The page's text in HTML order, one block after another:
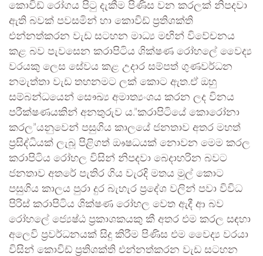
කොවිඩ් රෝගය පිටු දැකීම පිණිස වන කරලක් නිපදවා
ඇති බවක් පවසමින් හා කොවිඩ් ප්‍රතිශක්ති
එන්නත්කරන වැඩ සටහන මාධ්‍ය මඟින් විවේචනය
කළ බව පැවසෙන කරාපිටිය ශික්ෂණ රෝහලේ වෛද්‍ය
වරයකු ලෙස සේවය කළ උදාර සම්පත් ගුණවර්ධන
නමැත්තා වැඩ තහනමට ලක් කොට ඇත.ඒ ඔහු
සම්බන්ධයෙන් සෞඛ්‍ය අමාත්‍යංශය කරන ලද විනය
පරීක්ෂණයකින් අනතුරුව ය.”කරාපිටියේ කොරෝනා
කරල”යනුවෙන් පසුගිය කාලයේ ජනතාව අතර මහත්
ප්‍රසිද්ධියක් ලැබූ පිළිගත් ඖෂධයක් නොවන මෙම කරල
කරාපිටිය රෝහල විසින් නිපදවා බෙදාහරින බවට
ජනතාව අතරේ පැතිර ගිය වැරදි මතය මුල් කොට
පසුගිය කාලය පුරා දුර බැහැර ප්‍රදේශ වලින් පවා විවිධ
පිරිස් කරාපිටිය ශික්ෂණ රෝහල වෙත ඇදී ආ බව
රෝහලේ ජ්‍යෙෂ්ඨ ප්‍රකාශකයකු කී අතර එම කරල සඳහා
අලෙවි ප්‍රවර්ධනයක් සිදු කිරීම පිණිස එම වෛද්‍ය වරයා
විසින් කොවිඩ් ප්‍රතිශක්ති එන්නත්කරන වැඩ සටහන